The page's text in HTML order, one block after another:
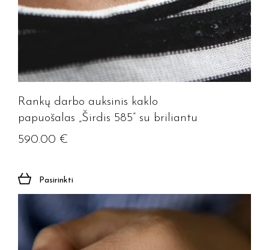
Rankų darbo auksinis kaklo
papuošalas „Širdis 585” su briliantu
590.00 €
Pasirinkti